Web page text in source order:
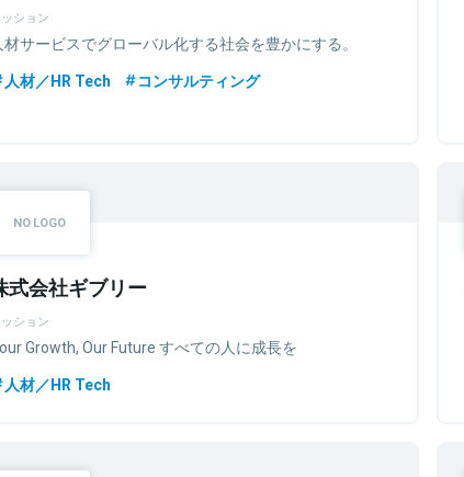
ション
材サービスでグローバル化する社会を豊かにする。
人材／HR Tech
コンサルティング
式会社ギブリー
ション
Growth, Our Future すべての人に成長を
人材／HR Tech